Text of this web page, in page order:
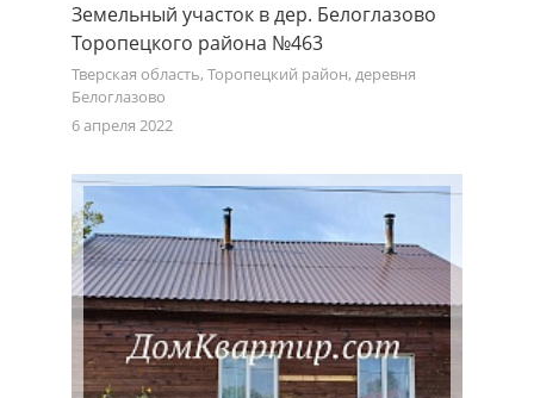
Земельный участок в дер. Белоглазово
Торопецкого района №463
Тверская область, Торопецкий район, деревня
Белоглазово
6 апреля 2022